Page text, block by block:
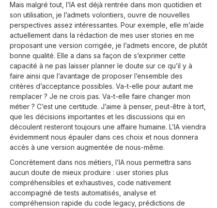
Mais malgré tout, l’IA est déjà rentrée dans mon quotidien et
son utilisation, je l’admets volontiers, ouvre de nouvelles
perspectives assez intéressantes. Pour exemple, elle m’aide
actuellement dans la rédaction de mes user stories en me
proposant une version corrigée, je l’admets encore, de plutôt
bonne qualité. Elle a dans sa façon de s’exprimer cette
capacité à ne pas laisser planner le doute sur ce qu’il y à
faire ainsi que l’avantage de proposer l’ensemble des
critères d’acceptance possibles. Va-t-elle pour autant me
remplacer ? Je ne crois pas. Va-t-elle faire changer mon
métier ? C’est une certitude. J’aime à penser, peut-être à tort,
que les décisions importantes et les discussions qui en
découlent resteront toujours une affaire humaine. L’IA viendra
évidemment nous épauler dans ces choix et nous donnera
accès à une version augmentée de nous-même.
Concrètement dans nos métiers, l’IA nous permettra sans
aucun doute de mieux produire : user stories plus
compréhensibles et exhaustives, code nativement
accompagné de tests automatisés, analyse et
compréhension rapide du code legacy, prédictions de